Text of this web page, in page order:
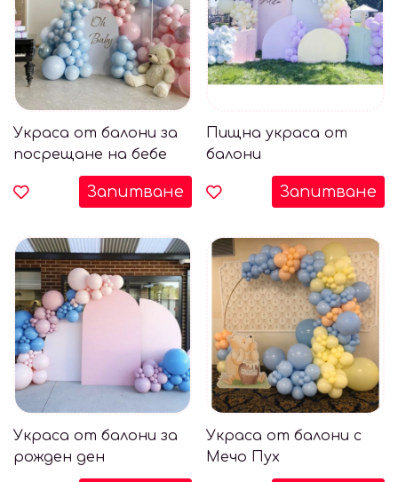
Украса от балони за
посрещане на бебе
Запитване
Пищна украса от
балони
Запитване
Украса от балони за
рожден ден
Украса от балони с
Мечо Пух